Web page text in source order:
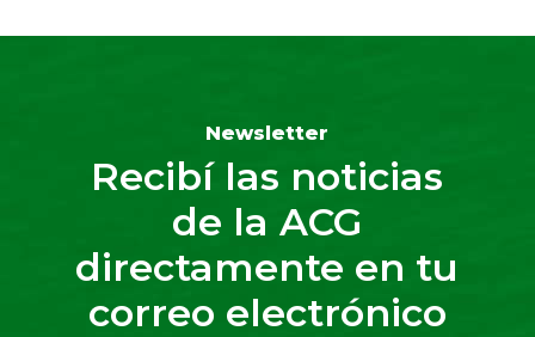
Newsletter
Recibí las noticias
de la ACG
directamente en tu
correo electrónico